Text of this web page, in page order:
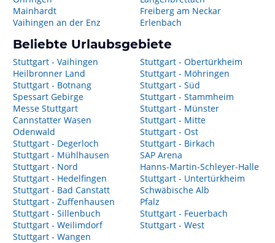
Mainhardt
Vaihingen an der Enz
Freiberg am Neckar
Erlenbach
Beliebte Urlaubsgebiete
Stuttgart - Vaihingen
Heilbronner Land
Stuttgart - Botnang
Spessart Gebirge
Messe Stuttgart
Cannstatter Wasen
Odenwald
Stuttgart - Degerloch
Stuttgart - Mühlhausen
Stuttgart - Nord
Stuttgart - Hedelfingen
Stuttgart - Bad Canstatt
Stuttgart - Zuffenhausen
Stuttgart - Sillenbuch
Stuttgart - Weilimdorf
Stuttgart - Wangen
Stuttgart - Obertürkheim
Stuttgart - Möhringen
Stuttgart - Süd
Stuttgart - Stammheim
Stuttgart - Münster
Stuttgart - Mitte
Stuttgart - Ost
Stuttgart - Birkach
SAP Arena
Hanns-Martin-Schleyer-Halle
Stuttgart - Untertürkheim
Schwäbische Alb
Pfalz
Stuttgart - Feuerbach
Stuttgart - West